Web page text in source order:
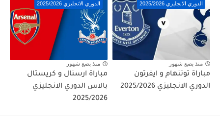
الدوري الانجليزي 2025/2026
منذ بضع شهور
مباراة توتنهام و ايفرتون
الدوري الانجليزي 2025/2026
الدوري الانجليزي 2025/2026
منذ بضع شهور
مباراة ارسنال و كريستال
بالاس الدوري الانجليزي
2025/2026